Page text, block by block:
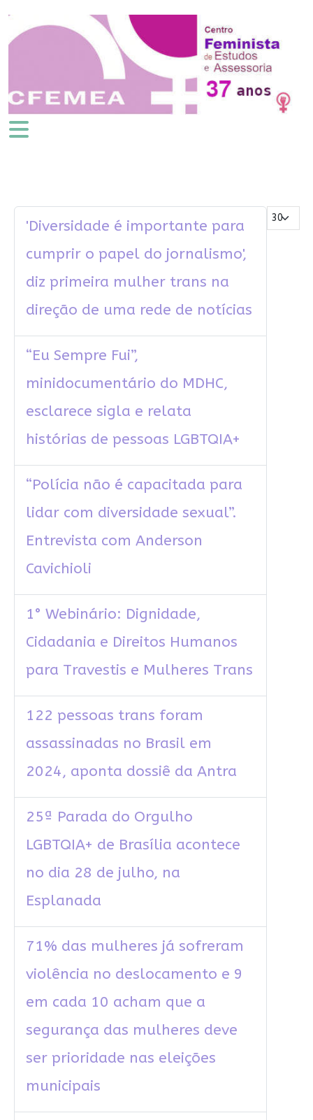
Mostrar #
'Diversidade é importante para
cumprir o papel do jornalismo',
diz primeira mulher trans na
direção de uma rede de notícias
“Eu Sempre Fui”,
minidocumentário do MDHC,
esclarece sigla e relata
histórias de pessoas LGBTQIA+
“Polícia não é capacitada para
lidar com diversidade sexual”.
Entrevista com Anderson
Cavichioli
1° Webinário: Dignidade,
Cidadania e Direitos Humanos
para Travestis e Mulheres Trans
122 pessoas trans foram
assassinadas no Brasil em
2024, aponta dossiê da Antra
25ª Parada do Orgulho
LGBTQIA+ de Brasília acontece
no dia 28 de julho, na
Esplanada
71% das mulheres já sofreram
violência no deslocamento e 9
em cada 10 acham que a
segurança das mulheres deve
ser prioridade nas eleições
municipais